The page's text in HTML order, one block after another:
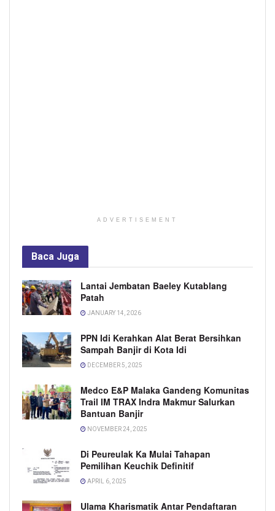
ADVERTISEMENT
Baca Juga
Lantai Jembatan Baeley Kutablang
Patah
JANUARY 14, 2026
PPN Idi Kerahkan Alat Berat Bersihkan
Sampah Banjir di Kota Idi
DECEMBER 5, 2025
Medco E&P Malaka Gandeng Komunitas
Trail IM TRAX Indra Makmur Salurkan
Bantuan Banjir
NOVEMBER 24, 2025
Di Peureulak Ka Mulai Tahapan
Pemilihan Keuchik Definitif
APRIL 6, 2025
Ulama Kharismatik Antar Pendaftaran